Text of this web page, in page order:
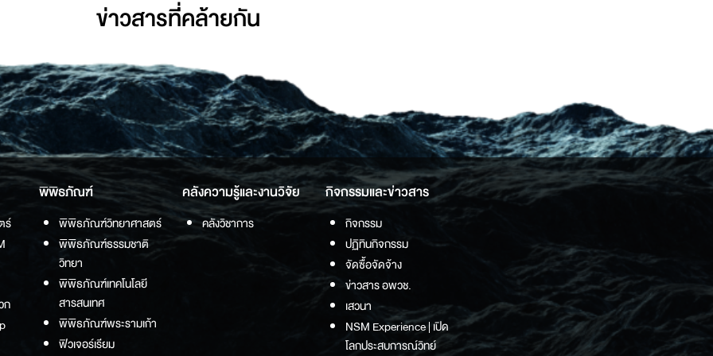
ข่าวสารที่่คล้ายกัน
ร์
ก
พิพิธภัณฑ์
พิพิธภัณฑ์วิทยาศาสตร์
พิพิธภัณฑ์ธรรมชาติ
วิทยา
พิพิธภัณฑ์เทคโนโลยี
สารสนเทศ
พิพิธภัณฑ์พระรามเก้า
ฟิวเจอร์เรียม
คลังความรู้และงานวิจัย
คลังวิชาการ
กิจกรรมและข่าวสาร
กิจกรรม
ปฏิทินกิจกรรม
จัดซื้อจัดจ้าง
ข่าวสาร อพวช.
เสวนา
NSM Experience | เปิด
โลกประสบการณ์วิทย์